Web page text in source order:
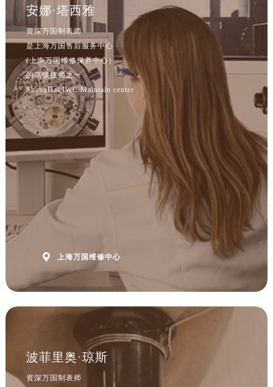
安娜·塔西雅
资深万国制表师
是上海万国售后服务中心
(上海万国维修保养中心)
的高级技师之一
ShangHai IWC Maintain center
 上海万国维修中心
波菲里奥·琼斯
资深万国制表师